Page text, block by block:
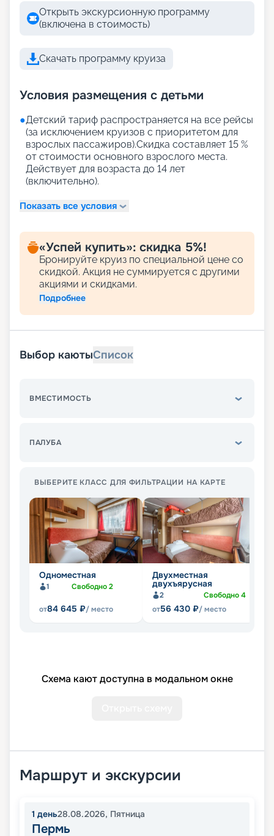
Открыть экскурсионную программу
(включена в стоимость)
Скачать программу круиза
Условия размещения с детьми
●Детский тариф распространяется на все рейсы
(за исключением круизов с приоритетом для
взрослых пассажиров).Скидка составляет 15 %
от стоимости основного взрослого места.
Действует для возраста до 14 лет
(включительно).
Показать все условия
«Успей купить»: скидка 5%!
Бронируйте круиз по специальной цене со
скидкой. Акция не суммируется с другими
акциями и скидками.
Подробнее
Выбор каютыСписок
ВМЕСТИМОСТЬ
ПАЛУБА
ВЫБЕРИТЕ КЛАСС ДЛЯ ФИЛЬТРАЦИИ НА КАРТЕ
Одноместная
1 Свободно2
от84 645 ₽/ место
Двухместная
двухъярусная
2 Свободно4
от56 430 ₽/ место
Схема кают доступна в модальном окне
Маршрут и экскурсии
1 день28.08.2026, Пятница
Пермь